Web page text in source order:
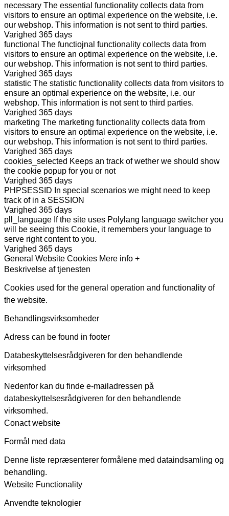
necessary The essential functionality collects data from
visitors to ensure an optimal experience on the website, i.e.
our webshop. This information is not sent to third parties.
Varighed 365 days
functional The functiojnal functionality collects data from
visitors to ensure an optimal experience on the website, i.e.
our webshop. This information is not sent to third parties.
Varighed 365 days
statistic The statistic functionality collects data from visitors to
ensure an optimal experience on the website, i.e. our
webshop. This information is not sent to third parties.
Varighed 365 days
marketing The marketing functionality collects data from
visitors to ensure an optimal experience on the website, i.e.
our webshop. This information is not sent to third parties.
Varighed 365 days
cookies_selected Keeps an track of wether we should show
the cookie popup for you or not
Varighed 365 days
PHPSESSID In special scenarios we might need to keep
track of in a SESSION
Varighed 365 days
pll_language If the site uses Polylang language switcher you
will be seeing this Cookie, it remembers your language to
serve right content to you.
Varighed 365 days
General Website Cookies Mere info +
Beskrivelse af tjenesten
Cookies used for the general operation and functionality of
the website.
Behandlingsvirksomheder
Adress can be found in footer
Databeskyttelsesrådgiveren for den behandlende
virksomhed
Nedenfor kan du finde e-mailadressen på
databeskyttelsesrådgiveren for den behandlende
virksomhed.
Conact website
Formål med data
Denne liste repræsenterer formålene med dataindsamling og
behandling.
Website Functionality
Anvendte teknologier